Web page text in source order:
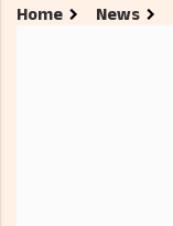
Home News